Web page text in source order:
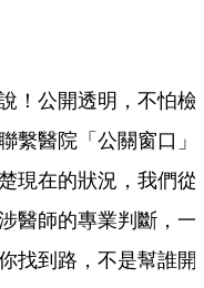
！公開透明，不怕檢
繫醫院「公關窗口」
現在的狀況，我們從
醫師的專業判斷，一
找到路，不是幫誰開